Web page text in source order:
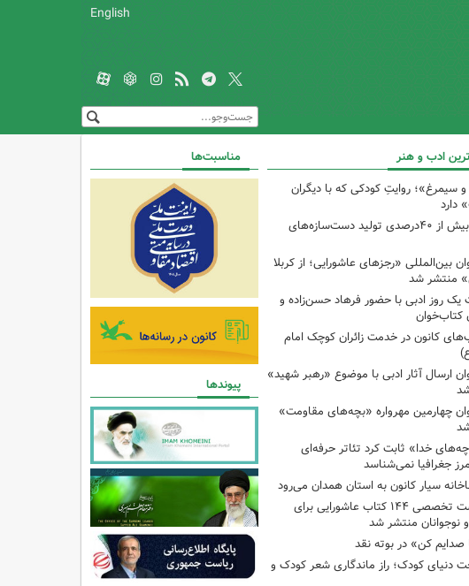
English
ادب و هنر
و سیمرغ»؛ روایتِ کودکی که با دیگران
دارد
رشد بیش از ۴۰درصدی تولید دست‌سازه‌های
بین‌المللی «رجزهای عاشورایی؛ از کربلا
منتشر شد
یک روز ادبی با حضور فرهاد حسن‌زاده و
کتاب‌خوان
کانون در خدمت زائران کوچک امام
ارسال آثار ادبی با موضوع «رهبر شهید»
چهارمین مهرواره «بچه‌های مقاومت»
خدا» ثابت کرد تئاتر حرفه‌ای
جغرافیا نمی‌شناسد
سیار کانون به استان همدان می‌رود
فهرست تخصصی ۱۴۴ کتاب عاشورایی برای
نوجوانان منتشر شد
صدایم کن» در بوته نقد
دنیای کودک؛ راز ماندگاری شعر کودک و
مناسبت‌ها
پیوندها